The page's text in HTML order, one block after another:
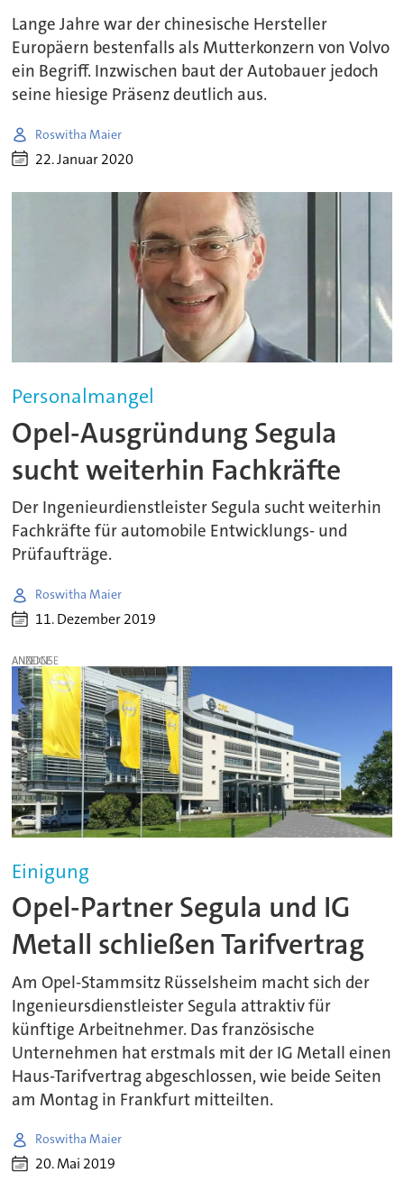
Lange Jahre war der chinesische Hersteller
Europäern bestenfalls als Mutterkonzern von Volvo
ein Begriff. Inzwischen baut der Autobauer jedoch
seine hiesige Präsenz deutlich aus.
Roswitha Maier
22. Januar 2020
Personalmangel
Opel-Ausgründung Segula
sucht weiterhin Fachkräfte
Der Ingenieurdienstleister Segula sucht weiterhin
Fachkräfte für automobile Entwicklungs- und
Prüfaufträge.
Roswitha Maier
11. Dezember 2019
ANZEIGE
Einigung
Opel-Partner Segula und IG
Metall schließen Tarifvertrag
Am Opel-Stammsitz Rüsselsheim macht sich der
Ingenieursdienstleister Segula attraktiv für
künftige Arbeitnehmer. Das französische
Unternehmen hat erstmals mit der IG Metall einen
Haus-Tarifvertrag abgeschlossen, wie beide Seiten
am Montag in Frankfurt mitteilten.
Roswitha Maier
20. Mai 2019